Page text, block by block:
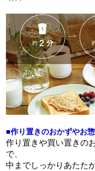
■作り置きのおかずやお
作り置きや買い置きの
で、
中までしっかりあたた